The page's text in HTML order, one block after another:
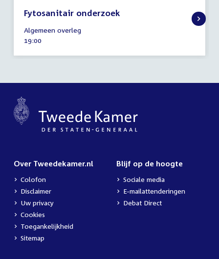
Fytosanitair onderzoek
september
2008
Algemeen overleg
Tijd
19:00
Over Tweedekamer.nl
Colofon
Disclaimer
Uw privacy
Cookies
Toegankelijkheid
Sitemap
Blijf op de hoogte
Sociale media
E-mailattenderingen
Debat Direct